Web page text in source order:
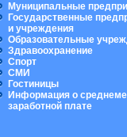
Муниципальные
Государственные
и учреждения
Образовательные
Здравоохранение
Спорт
СМИ
Гостиницы
Информация о
заработной плате